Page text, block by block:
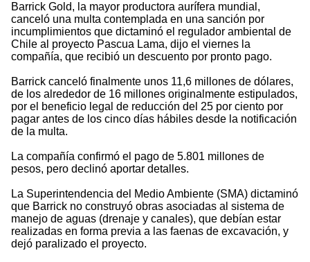
Barrick Gold, la mayor productora aurífera mundial,
canceló una multa contemplada en una sanción por
incumplimientos que dictaminó el regulador ambiental de
Chile al proyecto Pascua Lama, dijo el viernes la
compañía, que recibió un descuento por pronto pago.
Barrick canceló finalmente unos 11,6 millones de dólares,
de los alrededor de 16 millones originalmente estipulados,
por el beneficio legal de reducción del 25 por ciento por
pagar antes de los cinco días hábiles desde la notificación
de la multa.
La compañía confirmó el pago de 5.801 millones de
pesos, pero declinó aportar detalles.
La Superintendencia del Medio Ambiente (SMA) dictaminó
que Barrick no construyó obras asociadas al sistema de
manejo de aguas (drenaje y canales), que debían estar
realizadas en forma previa a las faenas de excavación, y
dejó paralizado el proyecto.